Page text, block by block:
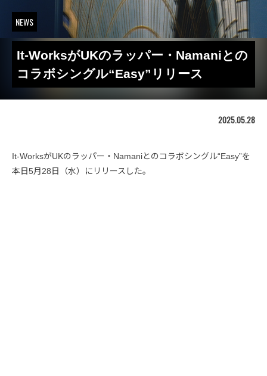
NEWS
It-WorksがUKのラッパー・Namaniとの
コラボシングル“Easy”リリース
2025.05.28
It-WorksがUKのラッパー・Namaniとのコラボシングル“Easy”を
本日5月28日（水）にリリースした。